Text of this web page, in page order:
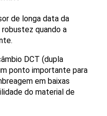
de longa data da
quando a
DCT (dupla
ponto importante para
em baixas
do material de